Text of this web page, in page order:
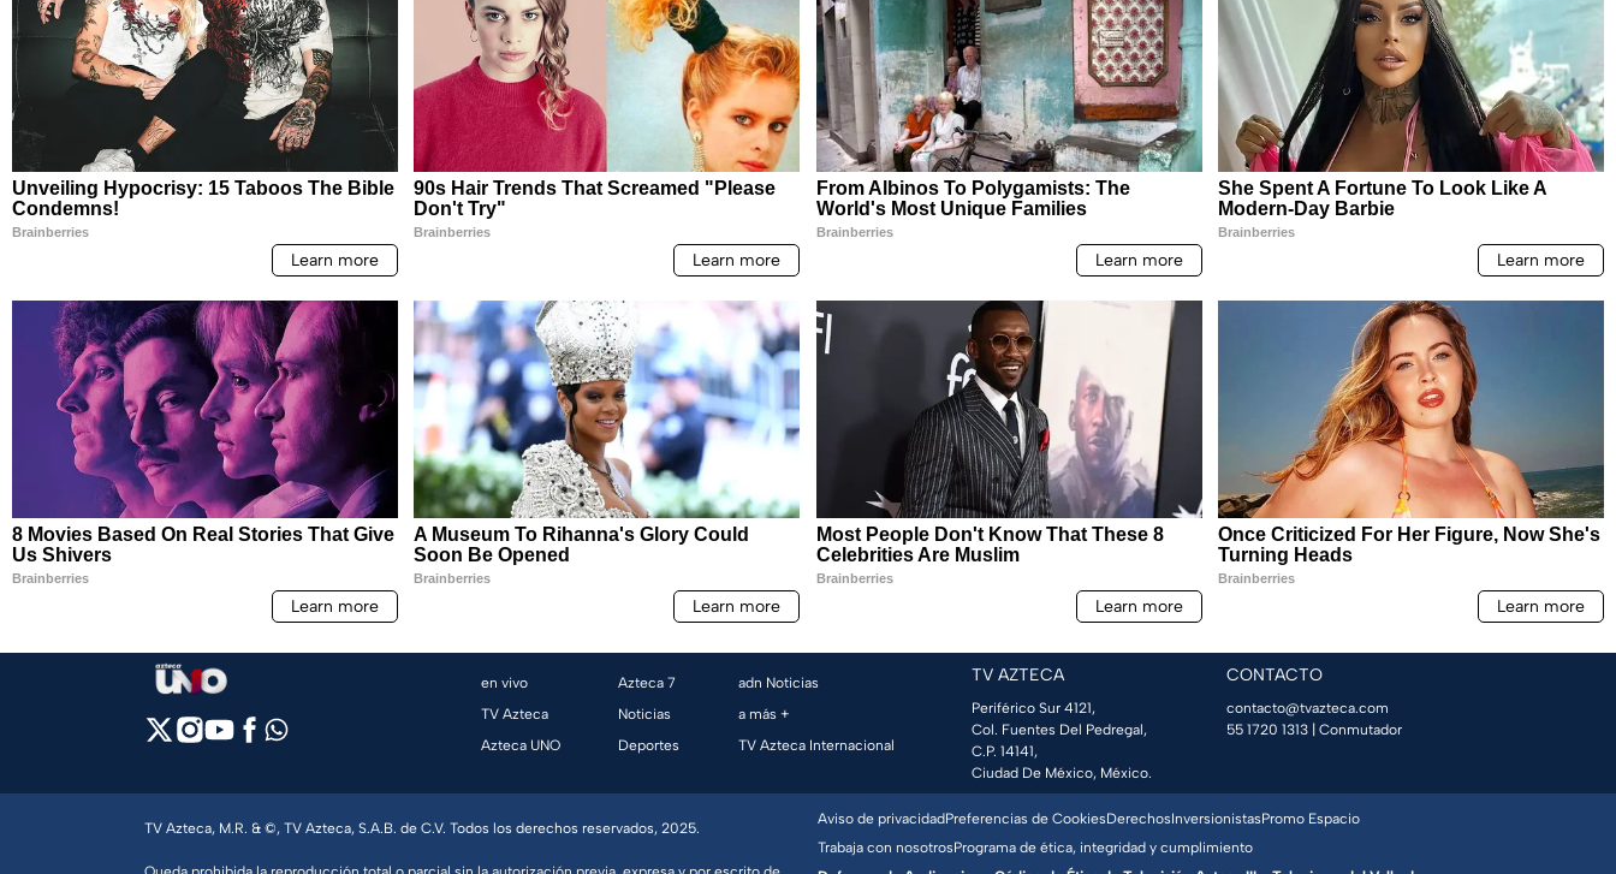
en vivo
TV Azteca
Azteca UNO
Azteca 7
Noticias
Deportes
adn Noticias
a más +
TV Azteca Internacional
TV AZTECA
Periférico Sur 4121,
Col. Fuentes Del Pedregal,
C.P. 14141,
Ciudad De México, México.
CONTACTO
contacto@tvazteca.com
55 1720 1313 | Conmutador
TV Azteca, M.R. & ©, TV Azteca, S.A.B. de C.V. Todos los derechos reservados, 2025.
Aviso de privacidadPreferencias de CookiesDerechosInversionistasPromo Espacio
Trabaja con nosotrosPrograma de ética, integridad y cumplimiento